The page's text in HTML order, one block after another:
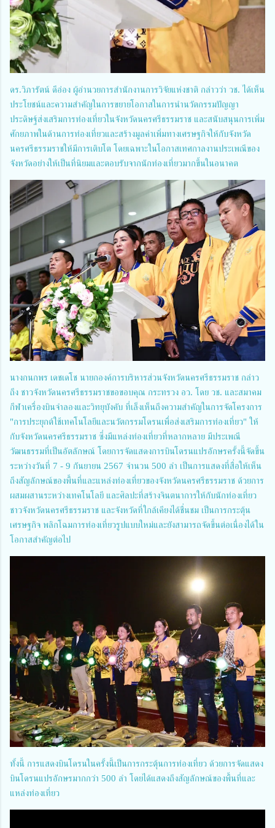
ดร.วิภารัตน์ ดีอ่อง ผู้อำนวยการสำนักงานการวิจัยแห่งชาติ กล่าวว่า วช. ได้เห็น
ประโยชน์และความสำคัญในการขยายโอกาสในการนำนวัตกรรมปัญญา
ประดิษฐ์ส่งเสริมการท่องเที่ยวในจังหวัดนครศรีธรรมราช และสนับสนุนการเพิ่ม
ศักยภาพในด้านการท่องเที่ยวและสร้างมูลค่าเพิ่มทางเศรษฐกิจให้กับจังหวัด
นครศรีธรรมราชให้มีการเติบโต โดยเฉพาะในโอกาสเทศกาลงานประเพณีของ
จังหวัดอย่างให้เป็นที่นิยมและตอบรับจากนักท่องเที่ยวมากขึ้นในอนาคต
นางกนกพร เดชเดโช นายกองค์การบริหารส่วนจังหวัดนครศรีธรรมราช กล่าว
ถึง ชาวจังหวัดนครศรีธรรมราชขอขอบคุณ กระทรวง อว. โดย วช. และสมาคม
กีฬาเครื่องบินจำลองและวิทยุบังคับ ที่เล็งเห็นถึงความสำคัญในการจัดโครงการ
"การประยุกต์ใช้เทคโนโลยีและนวัตกรรมโดรนเพื่อส่งเสริมการท่องเที่ยว" ให้
กับจังหวัดนครศรีธรรมราช ซึ่งมีแหล่งท่องเที่ยวที่หลากหลาย มีประเพณี
วัฒนธรรมที่เป็นอัตลักษณ์ โดยการจัดแสดงการบินโดรนแปรอักษรครั้งนี้จัดขึ้น
ระหว่างวันที่ 7 - 9 กันยายน 2567 จำนวน 500 ลำ เป็นการแสดงที่สื่อให้เห็น
ถึงสัญลักษณ์ของพื้นที่และแหล่งท่องเที่ยวของจังหวัดนครศรีธรรมราช ด้วยการ
ผสมผสานระหว่างเทคโนโลยี และศิลปะที่สร้างจินตนาการให้กับนักท่องเที่ยว
ชาวจังหวัดนครศรีธรรมราช และจังหวัดที่ใกล้เคียงได้ชื่นชม เป็นการกระตุ้น
เศรษฐกิจ พลิกโฉมการท่องเที่ยวรูปแบบใหม่และยังสามารถจัดขึ้นต่อเนื่องได้ใน
โอกาสสำคัญต่อไป
ทั้งนี้ การแสดงบินโดรนในครั้งนี้เป็นการกระตุ้นการท่องเที่ยว ด้วยการจัดแสดง
บินโดรนแปรอักษรมากกว่า 500 ลำ โดยได้แสดงถึงสัญลักษณ์ของพื้นที่และ
แหล่งท่องเที่ยว